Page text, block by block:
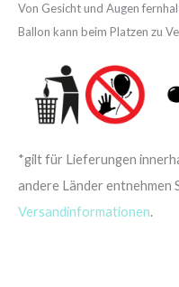
Von Gesicht und Augen
Ballon kann beim Platzen zu
*gilt für Lieferungen
andere Länder entnehmen
Versandinformationen.